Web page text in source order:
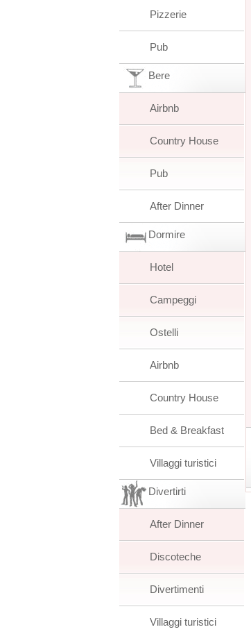
Pizzerie
Pub
Bere
Airbnb
Country House
Pub
After Dinner
Dormire
Hotel
Campeggi
Ostelli
Airbnb
Country House
Bed & Breakfast
Villaggi turistici
Divertirti
After Dinner
Discoteche
Divertimenti
Villaggi turistici